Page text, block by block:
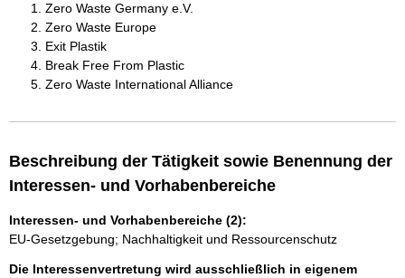
Zero Waste Germany e.V.
Zero Waste Europe
Exit Plastik
Break Free From Plastic
Zero Waste International Alliance
Beschreibung der Tätigkeit sowie Benennung der
Interessen- und Vorhabenbereiche
Interessen- und Vorhabenbereiche (2):
EU-Gesetzgebung; Nachhaltigkeit und Ressourcenschutz
Die Interessenvertretung wird ausschließlich in eigenem